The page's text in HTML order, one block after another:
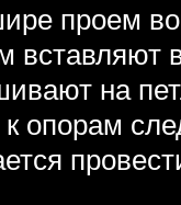
проем
на
опорам